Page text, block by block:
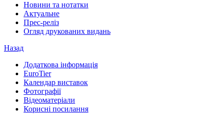
Новини та нотатки
Актуальне
Прес-реліз
Огляд друкованих видань
Назад
Додаткова інформація
EuroTier
Календар виставок
Фотографії
Відеоматеріали
Корисні посилання